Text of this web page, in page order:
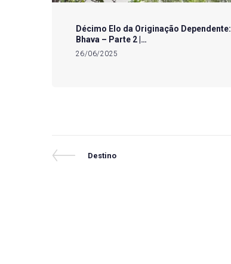
Décimo Elo da Originação Dependente:
Bhava – Parte 2 |…
26/06/2025
Navegação
Previous
Destino